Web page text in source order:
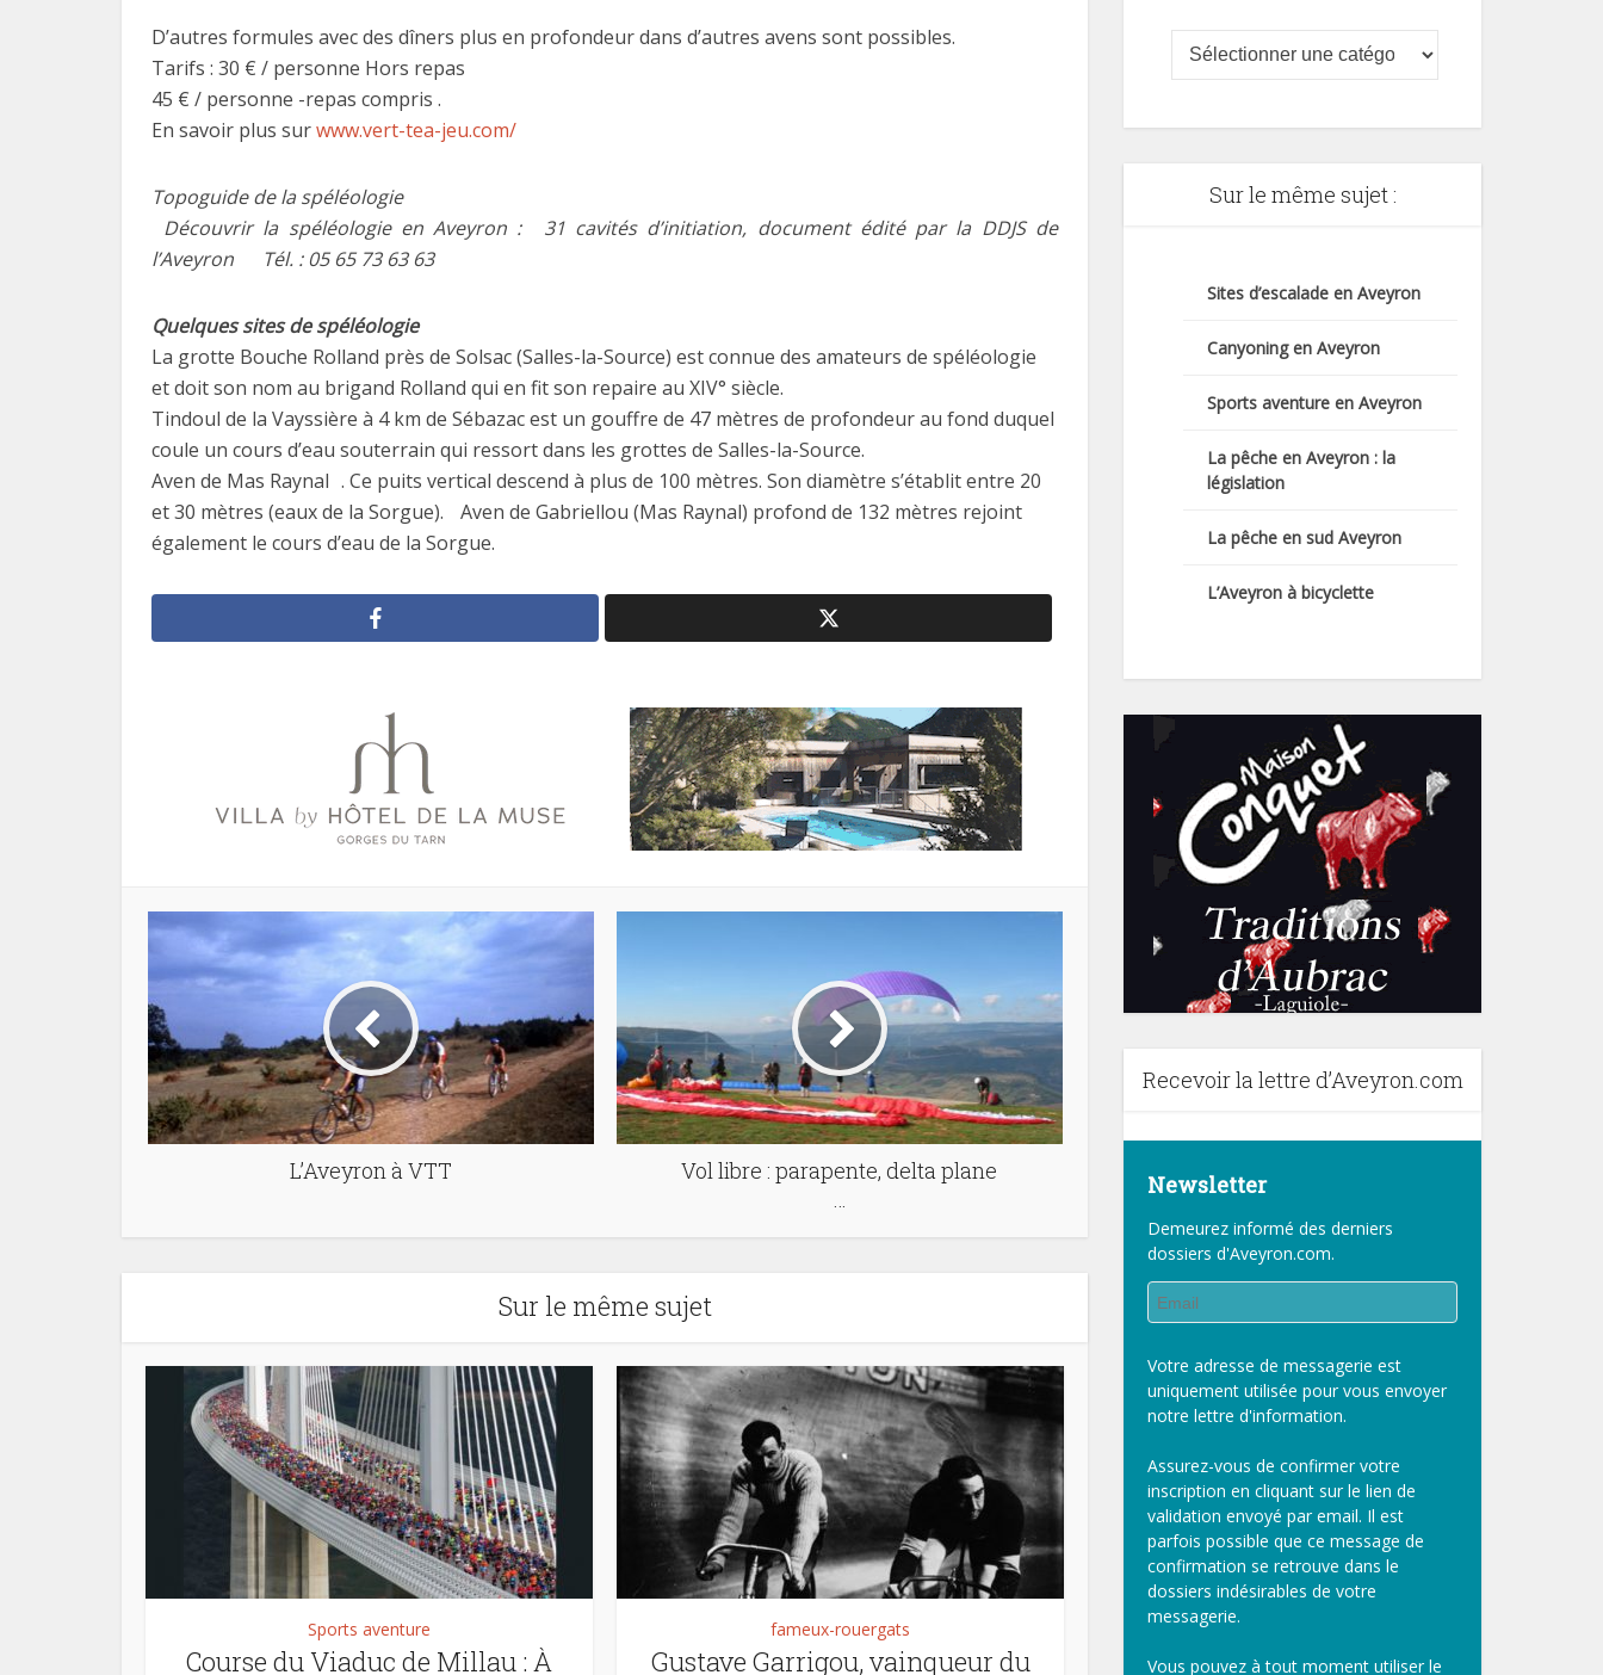
D’autres formules avec des dîners plus en profondeur dans d’autres avens sont possibles.
Tarifs : 30 € / personne Hors repas
45 € / personne -repas compris .
En savoir plus surwww.vert-tea-jeu.com/
Topoguide de la spéléologie
Découvrir la spéléologie en Aveyron : 31 cavités d’initiation, document édité par la DDJS de
l’Aveyron Tél. : 05 65 73 63 63
Quelques sites de spéléologie
La grotte Bouche Rolland près de Solsac (Salles-la-Source) est connue des amateurs de spéléologie
et doit son nom au brigand Rolland qui en fit son repaire au XIV° siècle.
Tindoul de la Vayssière à 4 km de Sébazac est un gouffre de 47 mètres de profondeur au fond duquel
coule un cours d’eau souterrain qui ressort dans les grottes de Salles-la-Source.
Aven de Mas Raynal . Ce puits vertical descend à plus de 100 mètres. Son diamètre s’établit entre 20
et 30 mètres (eaux de la Sorgue). Aven de Gabriellou (Mas Raynal) profond de 132 mètres rejoint
également le cours d’eau de la Sorgue.
L’Aveyron à VTT
Vol libre : parapente, delta plane
Sur le même sujet
Sports aventure
Course du Viaduc de Millau : À
fameux-rouergats
Gustave Garrigou, vainqueur du
Sur le même sujet :
Sites d’escalade en Aveyron
Canyoning en Aveyron
Sports aventure en Aveyron
La pêche en Aveyron : la
législation
La pêche en sud Aveyron
L’Aveyron à bicyclette
Recevoir la lettre d’Aveyron.com
Newsletter
Demeurez informé des derniers
dossiers d'Aveyron.com.
Votre adresse de messagerie est
uniquement utilisée pour vous envoyer
notre lettre d'information.
Assurez-vous de confirmer votre
inscription en cliquant sur le lien de
validation envoyé par email. Il est
parfois possible que ce message de
confirmation se retrouve dans le
dossiers indésirables de votre
messagerie.
Vous pouvez à tout moment utiliser le